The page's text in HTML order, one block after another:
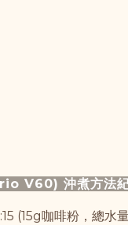
V60) 沖煮方法
(15g咖啡粉，總水